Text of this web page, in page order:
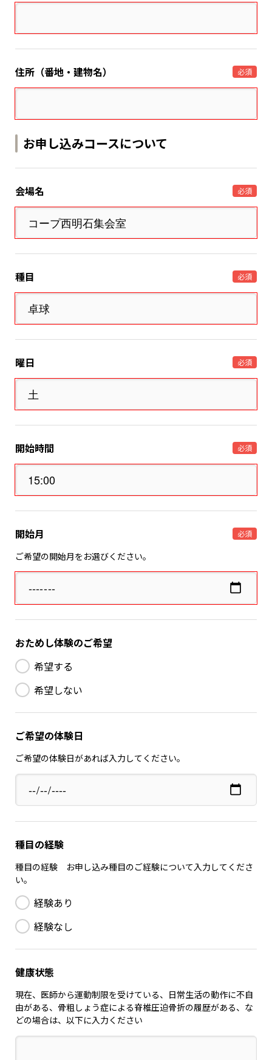
住所（番地・建物名） 必須
お申し込みコースについて
会場名 必須
種目 必須
曜日 必須
開始時間 必須
開始月 必須
ご希望の開始月をお選びください。
おためし体験のご希望
希望する
希望しない
ご希望の体験日
ご希望の体験日があれば入力してください。
種目の経験
種目の経験 お申し込み種目のご経験について入力してくださ
い。
経験あり
経験なし
健康状態
現在、医師から運動制限を受けている、日常生活の動作に不自
由がある、骨粗しょう症による脊椎圧迫骨折の履歴がある、な
どの場合は、以下に入力ください